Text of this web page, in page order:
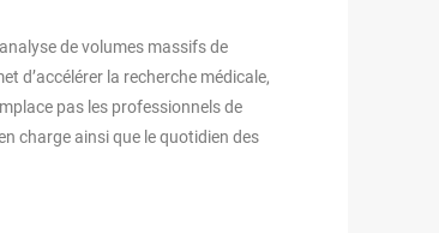
de volumes massifs de
d’accélérer la recherche médicale,
pas les professionnels de
charge ainsi que le quotidien des